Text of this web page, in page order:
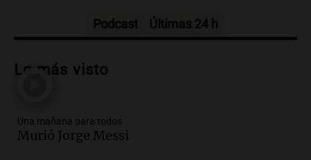
Audio.Messi llegará esta noche a
tras la muerte de su papá
Audio.Ley de Propiedad Privada: el revés
en el Congreso expuso una debilidad
Podcast Últimas 24 h
Lo más visto
Una mañana para todos
Murió Jorge Messi